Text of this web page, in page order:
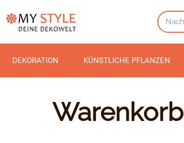
DEKORATION KÜNSTLICHE PFLANZEN
Warenkorb